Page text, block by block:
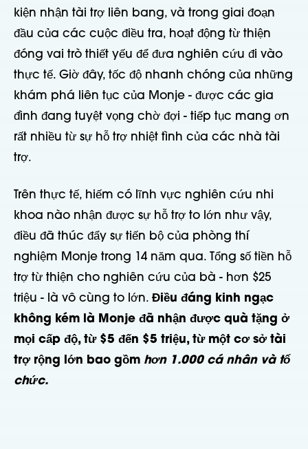
kiện nhận tài trợ liên bang, và trong giai đoạn
đầu của các cuộc điều tra, hoạt động từ thiện
đóng vai trò thiết yếu để đưa nghiên cứu đi vào
thực tế. Giờ đây, tốc độ nhanh chóng của những
khám phá liên tục của Monje - được các gia
đình đang tuyệt vọng chờ đợi - tiếp tục mang ơn
rất nhiều từ sự hỗ trợ nhiệt tình của các nhà tài
trợ.
Trên thực tế, hiếm có lĩnh vực nghiên cứu nhi
khoa nào nhận được sự hỗ trợ to lớn như vậy,
điều đã thúc đẩy sự tiến bộ của phòng thí
nghiệm Monje trong 14 năm qua. Tổng số tiền hỗ
trợ từ thiện cho nghiên cứu của bà - hơn $25
triệu - là vô cùng to lớn. Điều đáng kinh ngạc
không kém là Monje đã nhận được quà tặng ở
mọi cấp độ, từ $5 đến $5 triệu, từ một cơ sở tài
trợ rộng lớn bao gồm hơn 1.000 cá nhân và tổ
chức.